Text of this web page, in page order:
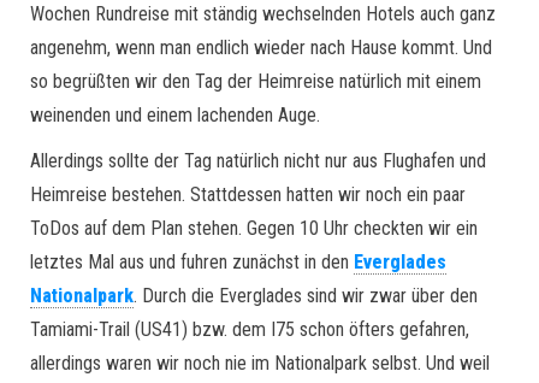
Wochen Rundreise mit ständig wechselnden Hotels auch ganz
angenehm, wenn man endlich wieder nach Hause kommt. Und
so begrüßten wir den Tag der Heimreise natürlich mit einem
weinenden und einem lachenden Auge.
Allerdings sollte der Tag natürlich nicht nur aus Flughafen und
Heimreise bestehen. Stattdessen hatten wir noch ein paar
ToDos auf dem Plan stehen. Gegen 10 Uhr checkten wir ein
letztes Mal aus und fuhren zunächst in den Everglades
Nationalpark. Durch die Everglades sind wir zwar über den
Tamiami-Trail (US41) bzw. dem I75 schon öfters gefahren,
allerdings waren wir noch nie im Nationalpark selbst. Und weil